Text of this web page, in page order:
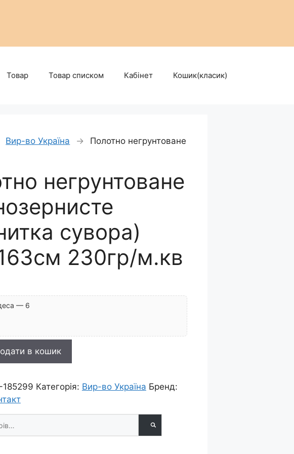
Товар Товар списком Кабінет Кошик(класик)
Вир-во Україна →
Полотно негрунтоване
негрунтоване
сувора)
230гр/м.кв
— 6
в кошик
Категорія: Вир-во Україна Бренд: